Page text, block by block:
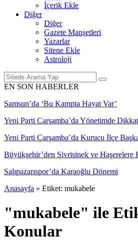
İçerik Ekle
Diğer
Diğer
Gazete Manşetleri
Yazarlar
Sitene Ekle
Astroloji
EN SON HABERLER
Samsun’da ‘Bu Kampta Hayat Var’
Yeni Parti Çarşamba’da Yönetimde
Yeni Parti Çarşamba’da Kurucu İlçe
Büyükşehir’den Sivrisinek ve Haşerelere
Salıpazarıspor’da Karaoğlu Dönemi
Anasayfa » Etiket: mukabele
"mukabele" ile
Konular